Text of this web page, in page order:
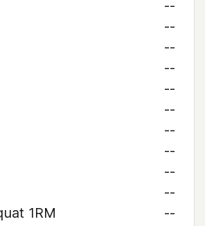
--
--
--
--
--
--
--
--
--
--
1RM
--